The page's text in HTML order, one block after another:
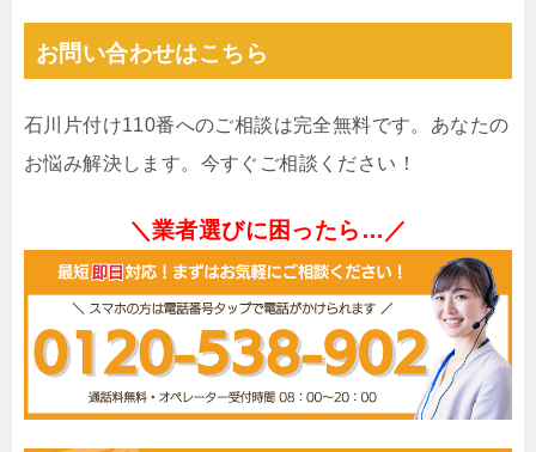
お問い合わせはこちら
石川片付け110番へのご相談は完全無料です。あなたの
お悩み解決します。今すぐご相談ください！
＼業者選びに困ったら…／